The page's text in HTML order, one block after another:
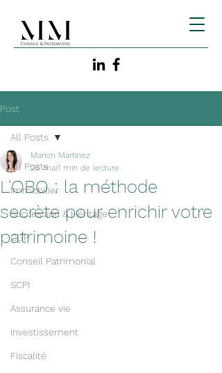
Post
All Posts
Immobilier
Succession & Héritage
CGP
Conseil Patrimonial
SCPI
Assurance vie
Investissement
Fiscalité
All Posts
L'OBO : la méthode
secrète pour enrichir votre
patrimoine !
Marion Martinez
26 mai1 min de lecture